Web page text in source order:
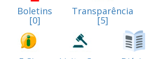
Boletins
[0]
Transparência
[5]